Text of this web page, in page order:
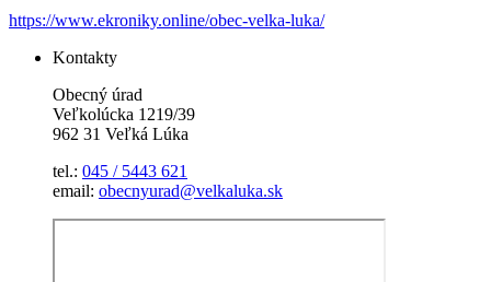
https://www.ekroniky.online/obec-velka-luka/
Kontakty
Obecný úrad
Veľkolúcka 1219/39
962 31 Veľká Lúka
tel.: 045 / 5443 621
email: obecnyurad@velkaluka.sk